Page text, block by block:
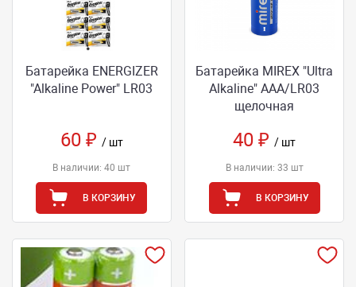
Батарейка ENERGIZER
"Alkaline Power" LR03
60 ₽ / шт
В наличии: 40 шт
В КОРЗИНУ
Батарейка MIREX "Ultra
Alkaline" ААA/LR03
щелочная
40 ₽/ шт
В наличии: 33 шт
В КОРЗИНУ